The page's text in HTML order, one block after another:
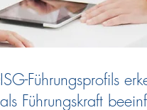
Führungsprofils
Führungskraft